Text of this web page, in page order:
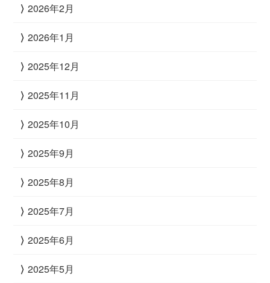
2026年2月
2026年1月
2025年12月
2025年11月
2025年10月
2025年9月
2025年8月
2025年7月
2025年6月
2025年5月